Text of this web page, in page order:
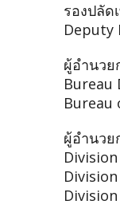
รองปลัด
Deputy
ผู้อำนวย
Bureau
ผู้อำนวย
Division